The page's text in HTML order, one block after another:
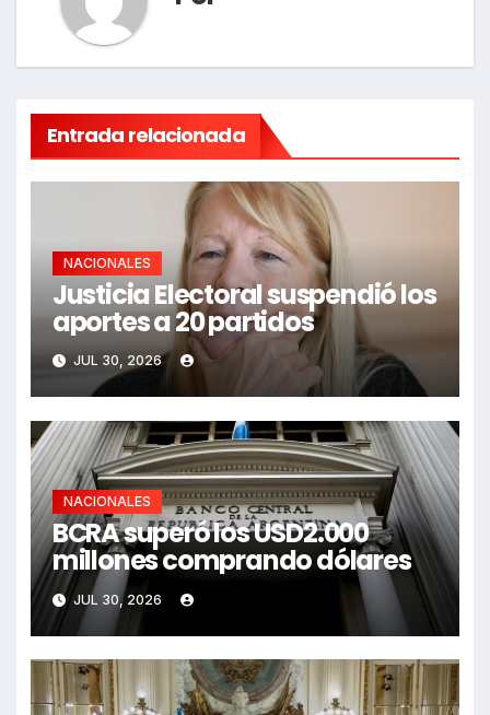
Entrada relacionada
NACIONALES
Justicia Electoral suspendió los
aportes a 20 partidos
JUL 30, 2026
NACIONALES
BCRA superó los USD2.000
millones comprando dólares
JUL 30, 2026